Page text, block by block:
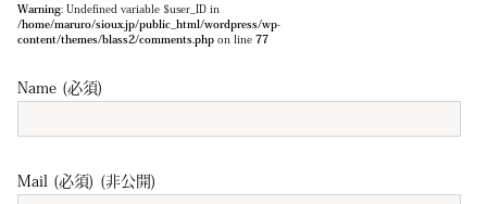
Warning: Undefined variable $user_ID in
/home/maruro/sioux.jp/public_html/wordpress/wp-
content/themes/blass2/comments.php on line 77
Name (必須)
Mail (必須) (非公開)